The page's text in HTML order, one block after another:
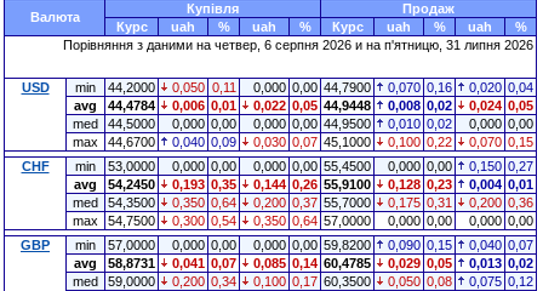
Валюта
Купівля
Продаж
Курс
uah % uah % Курс uah % uah
%
Порівняння з даними на четвер, 6 серпня 2026 и на п'ятницю, 31 липня 2026
USD min 44,2000 0,050 0,11 0,000 0,00 44,7900 0,070 0,16 0,020 0,04
avg
44,4784 0,006 0,01 0,022 0,05 44,9448 0,008 0,02 0,024 0,05
med
44,5000 0,000 0,00 0,000 0,00 44,9500 0,010 0,02 0,000 0,00
max
44,6700 0,040 0,09 0,030 0,07 45,1000 0,100 0,22 0,070 0,15
CHF
min 53,0000 0,000 0,00 0,000 0,00 55,4500 0,000 0,00 0,150 0,27
avg
54,2450 0,193 0,35 0,144 0,26 55,9100 0,128 0,23 0,004 0,01
med
54,3500 0,350 0,64 0,200 0,37 55,7000 0,175 0,31 0,200 0,36
max
54,7500 0,300 0,54 0,350 0,64 57,0000 0,000 0,00 0,000 0,00
GBP
min 57,0000 0,000 0,00 0,000 0,00 59,8200 0,090 0,15 0,040 0,07
avg
58,8731 0,041 0,07 0,085 0,14 60,4785 0,029 0,05 0,013 0,02
med
59,0000 0,200 0,34 0,100 0,17 60,3500 0,050 0,08 0,075 0,12